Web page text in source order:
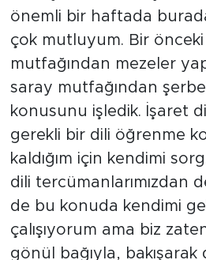
önemli bir haftada
çok mutluyum. Bir
mutfağından mezeler
saray mutfağından
konusunu işledik. İşaret
gerekli bir dili öğrenme
kaldığım için kendimi
dili tercümanlarımızdan
de bu konuda kendimi
çalışıyorum ama biz
gönül bağıyla, bakışarak